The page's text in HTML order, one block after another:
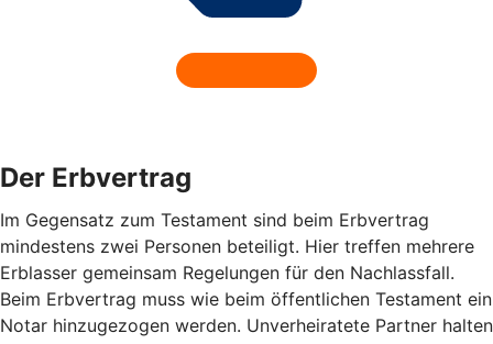
Der Erbvertrag
Im Gegensatz zum Testament sind beim Erbvertrag
mindestens zwei Personen beteiligt. Hier treffen mehrere
Erblasser gemeinsam Regelungen für den Nachlassfall.
Beim Erbvertrag muss wie beim öffentlichen Testament ein
Notar hinzugezogen werden. Unverheiratete Partner halten